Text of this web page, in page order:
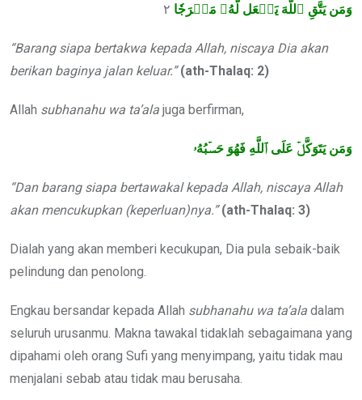
وَمَن يَتَّقِ ٱللَّهَ يَجۡعَل لَّهُۥ مَخۡرَجٗا
“Barang siapa bertakwa kepada Allah, niscaya Dia akan
berikan baginya jalan keluar.”(ath-Thalaq: 2)
Allah subhanahu wa ta’ala juga berfirman,
وَمَن يَتَوَكَّلۡ عَلَى ٱللَّهِ فَهُوَ حَسۡبُهُۥ
“Dan barang siapa bertawakal kepada Allah, niscaya Allah
akan mencukupkan (keperluan)nya.”(ath-Thalaq: 3)
Dialah yang akan memberi kecukupan, Dia pula sebaik-baik
pelindung dan penolong.
Engkau bersandar kepada Allah subhanahu wa ta’ala dalam
seluruh urusanmu. Makna tawakal tidaklah sebagaimana yang
dipahami oleh orang Sufi yang menyimpang, yaitu tidak mau
menjalani sebab atau tidak mau berusaha.